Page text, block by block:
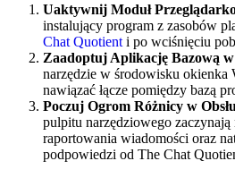
Uaktywnij Moduł
instalujący program z zasobów
Chat Quotient i po wciśnięciu
Zaadoptuj Aplikację Bazową
narzędzie w środowisku okienka
nawiązać łącze pomiędzy bazą
Poczuj Ogrom Różnicy w
pulpitu narzędziowego zaczynają
raportowania wiadomości oraz
podpowiedzi od The Chat